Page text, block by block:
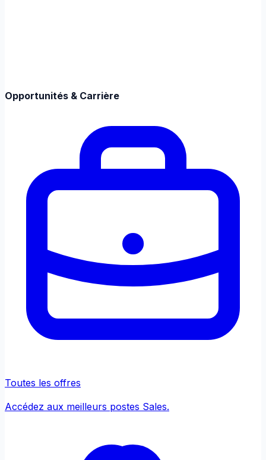
Opportunités & Carrière
Toutes les offres
Accédez aux meilleurs postes Sales.